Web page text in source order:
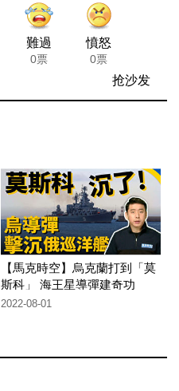
難過
0票
憤怒
0票
抢沙发
【馬克時空】烏克蘭打到「莫
斯科」 海王星導彈建奇功
2022-08-01